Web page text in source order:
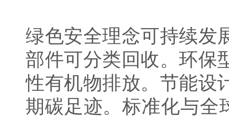
绿色安全理念可持续发
部件可分类回收。环保
性有机物排放。节能设
期碳足迹。标准化与全